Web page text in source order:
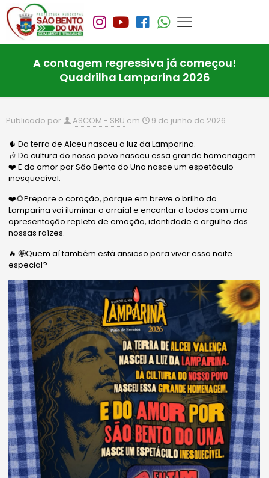
A contagem regressiva já começou!
Quadrilha Lamparina 2026
Publicado por ASCOM - SBU em 9 de junho de 2026
🌵 Da terra de Alceu nasceu a luz da Lamparina.
🎶 Da cultura do nosso povo nasceu essa grande homenagem.
❤️ E do amor por São Bento do Una nasce um espetáculo
inesquecível.
❤️🌻Prepare o coração, porque em breve o brilho da
Lamparina vai iluminar o arraial e encantar a todos com uma
apresentação repleta de emoção, identidade e orgulho das
nossas raízes.
🔥 🤩Quem aí também está ansioso para viver essa noite
especial?